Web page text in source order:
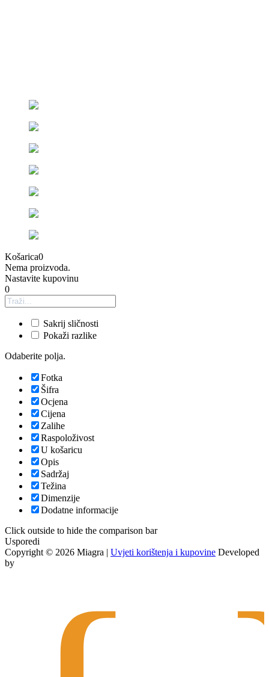
Košarica0
Nema proizvoda.
Nastavite kupovinu
0
Sakrij sličnosti
Pokaži razlike
Odaberite polja.
Fotka
Šifra
Ocjena
Cijena
Zalihe
Raspoloživost
U košaricu
Opis
Sadržaj
Težina
Dimenzije
Dodatne informacije
Click outside to hide the comparison bar
Usporedi
Copyright © 2026 Miagra | Uvjeti korištenja i kupovine Developed
by